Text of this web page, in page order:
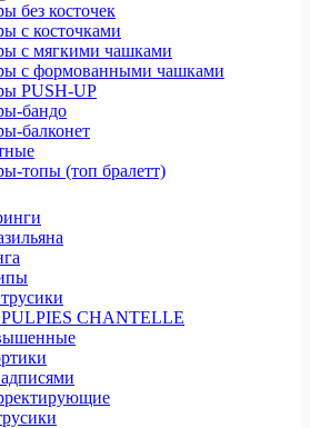
без косточек
с косточками
с мягкими чашками
с формованными чашками
PUSH-UP
бандо
балконет
топы (топ бралетт)
CHANTELLE